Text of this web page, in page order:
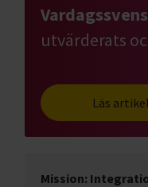
utvärderats
Läs
Mission: